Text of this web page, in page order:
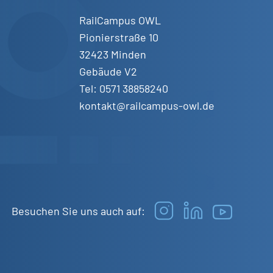
RailCampus OWL
Pionierstraße 10
32423 Minden
Gebäude V2
Tel: 0571 38858240
kontakt@railcampus-owl.de
Besuchen Sie uns auch auf: